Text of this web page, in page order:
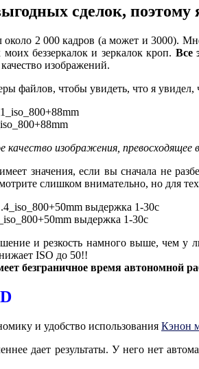
сделок, поэтому
2 000 кадров (а может и 3000).
беззеркалок и зеркалок кроп. Все
изображений.
файлов, чтобы увидеть, что я увидел,
качество изображения,
значения, если вы сначала не
слишком внимательно, но для
выдержка 1-30с
и резкость намного выше, чем у
ISO до 50!!
безграничное время автономной
и удобство использования Кэнон
дает результаты. У него нет